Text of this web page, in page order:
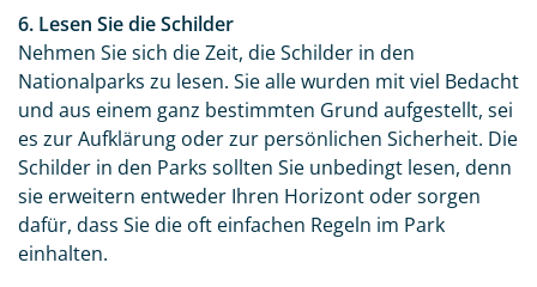
10 Tipps für Ihren Besuch in den
Nationalparks der USA
Facebook
Instagram
6. Lesen Sie die Schilder
Nehmen Sie sich die Zeit, die Schilder in den
Nationalparks zu lesen. Sie alle wurden mit viel Bedacht
und aus einem ganz bestimmten Grund aufgestellt, sei
es zur Aufklärung oder zur persönlichen Sicherheit. Die
Schilder in den Parks sollten Sie unbedingt lesen, denn
sie erweitern entweder Ihren Horizont oder sorgen
dafür, dass Sie die oft einfachen Regeln im Park
einhalten.